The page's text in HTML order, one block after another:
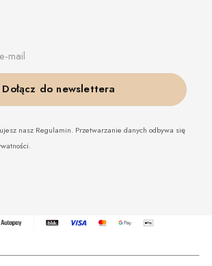
mail
Dołącz do newslettera
nasz Regulamin. Przetwarzanie danych odbywa się